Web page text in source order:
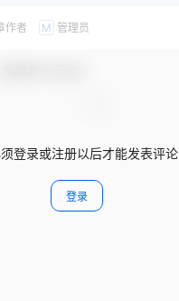
作者 M 管理员
登录或注册以后才能发表评论
登录